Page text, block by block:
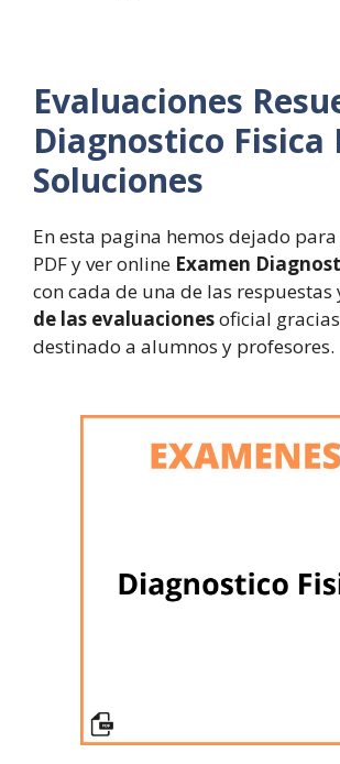
Evaluaciones
Diagnostico Fisica
Soluciones
En esta pagina hemos dejado
PDF y ver online Examen
con cada de una de las respuestas
de las evaluacionesoficial
destinado a alumnos y profesores.